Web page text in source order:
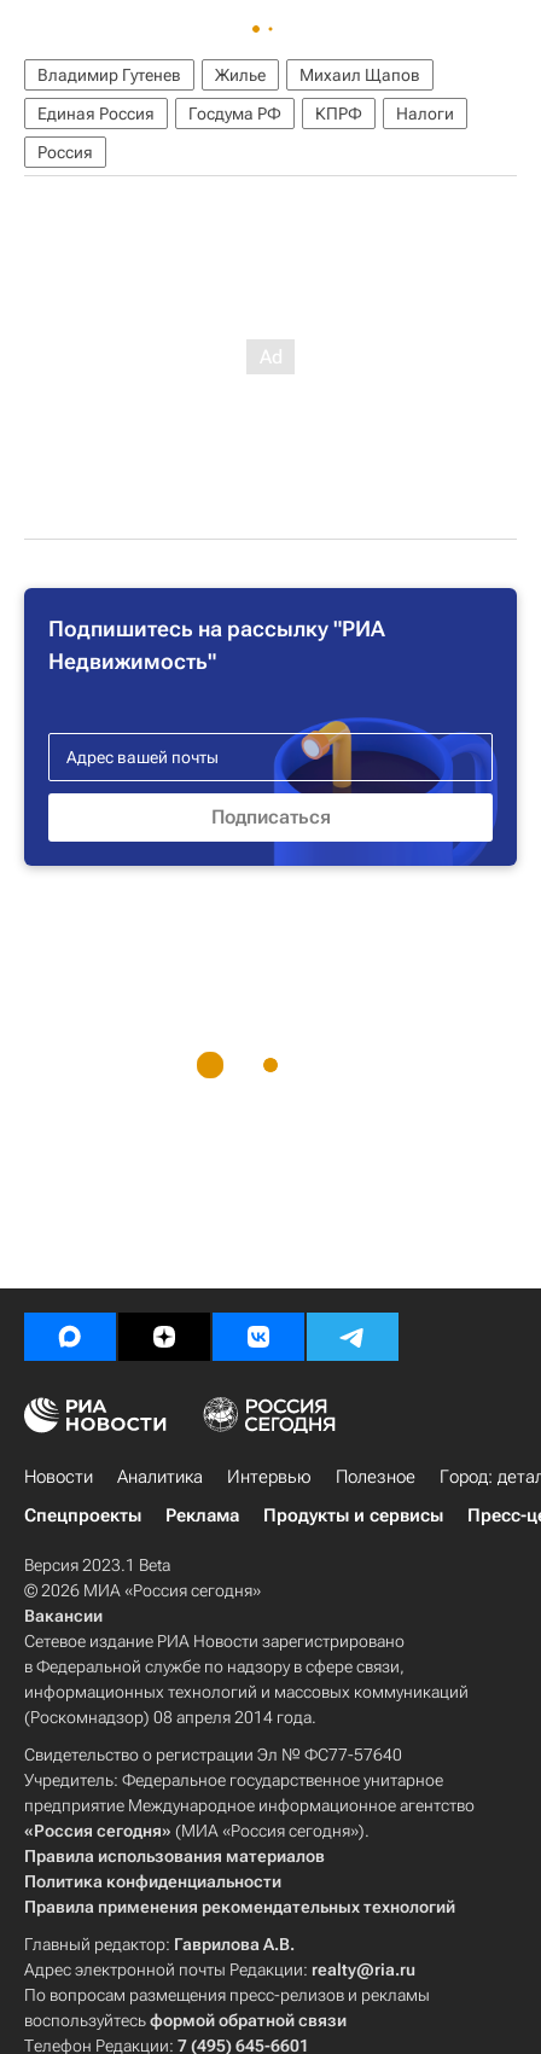
Владимир Гутенев Жилье
Михаил Щапов
Единая Россия
Госдума РФ КПРФ
Налоги
Россия
Подпишитесь на рассылку "РИА
Недвижимость"
Новости Аналитика Интервью Полезное
Город:
Спецпроекты
Реклама Продукты и сервисы Пресс-
Версия 2023.1 Beta
© 2026 МИА «Россия сегодня»
Вакансии
Сетевое издание РИА Новости зарегистрировано
в Федеральной службе по надзору в сфере связи,
информационных технологий и массовых коммуникаций
(Роскомнадзор) 08 апреля 2014 года.
Свидетельство о регистрации Эл № ФС77-57640
Учредитель: Федеральное государственное унитарное
предприятие Международное информационное агентство
«Россия сегодня» (МИА «Россия сегодня»).
Правила использования материалов
Политика конфиденциальности
Правила применения рекомендательных технологий
Главный редактор: Гаврилова А.В.
Адрес электронной почты Редакции: realty@ria.ru
По вопросам размещения пресс-релизов и рекламы
воспользуйтесьформой обратной связи
Телефон Редакции: 7 (495) 645-6601